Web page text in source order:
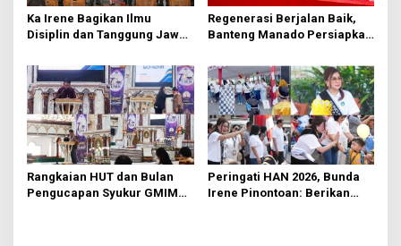
Ka Irene Bagikan Ilmu
Disiplin dan Tanggung Jawab
Manado
Regenerasi Berjalan Baik,
Banteng Manado Persiapkan
Rumput
Rangkaian HUT dan Bulan
Pengucapan Syukur GMIM
Peringati HAN 2026, Bunda
Irene Pinontoan: Berikan